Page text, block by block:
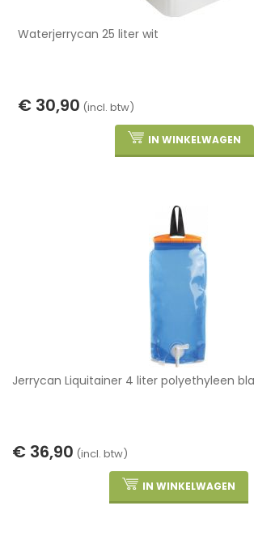
Waterjerrycan 25 liter wit
€ 30,90 (incl. btw)
IN WINKELWAGEN
Jerrycan Liquitainer 4 liter polyethyleen
€ 36,90 (incl. btw)
IN WINKELWAGEN